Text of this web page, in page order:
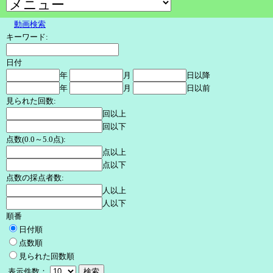
動画検索
キーワード:
日付
年
月
日以降
年
月
日以前
見られた回数:
回以上
回以下
点数(0.0～5.0点):
点以上
点以下
点数の採点者数:
人以上
人以下
順番
日付順
点数順
見られた回数順